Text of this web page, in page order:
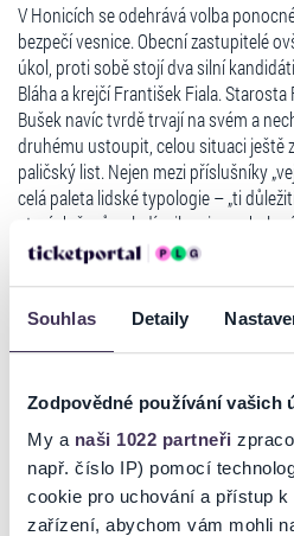
Souhlas Detaily
Zodpovědné používání vašich
My a naši 1022 partneři
např. číslo IP) pomocí
cookie pro uchování a přístup
zařízení, abychom vám mohli
V Honicích se odehrává volba
bezpečí vesnice. Obecní zastupitelé
úkol, proti sobě stojí dva silní
Bláha a krejčí František Fiala.
Bušek navíc tvrdě trvají na svém a
druhému ustoupit, celou situaci ještě
paličský list. Nejen mezi příslušníky
celá paleta lidské typologie – „ti
starých časů, mladí milenci,
tvrdošíjní pravdaři i nadšení důvěřivci.
velké sny, touží, bojují, hádají se a
velkou českou hrou, hrou o nás
a věky, hrou, ve které se boj o místo
V roce 1887 nazval Ladislav
ctižádostivý dramaturg, neklidný
vynikající pozorovatel koloritu české
současnosti“. Premiéra proběhla
Ticketportal je
Na stránkách společnosti
originální vstupenky.